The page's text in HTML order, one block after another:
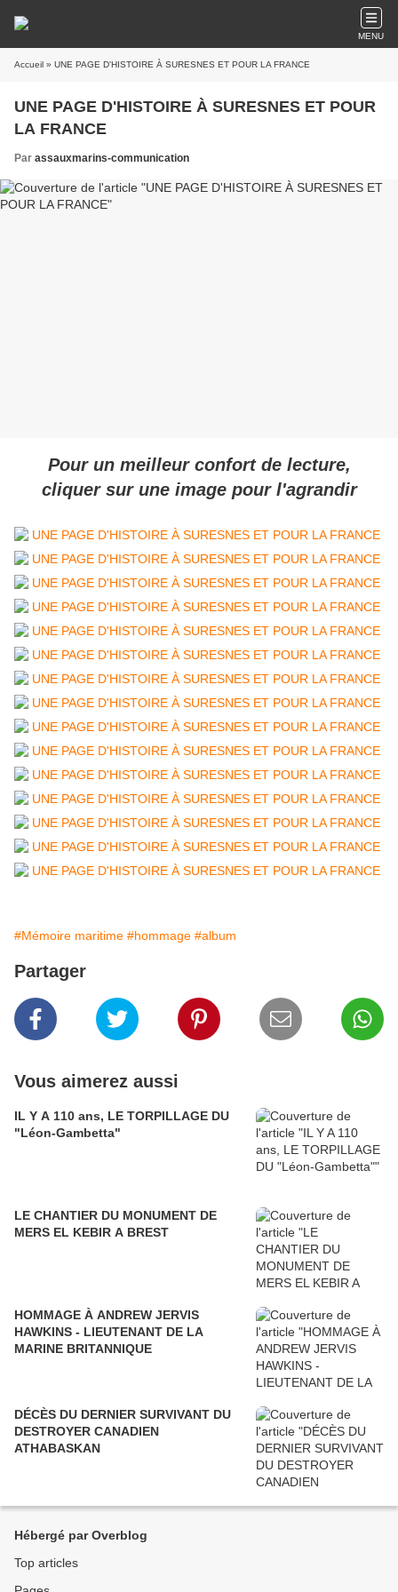
MENU
Accueil » UNE PAGE D'HISTOIRE À SURESNES ET POUR LA FRANCE
UNE PAGE D'HISTOIRE À SURESNES ET POUR
LA FRANCE
Par assauxmarins-communication
Pour un meilleur confort de lecture,
cliquer sur une image pour l'agrandir
#Mémoire maritime #hommage #album
Partager
Vous aimerez aussi
IL Y A 110 ans, LE TORPILLAGE DU
"Léon-Gambetta"
LE CHANTIER DU MONUMENT DE
MERS EL KEBIR A BREST
HOMMAGE À ANDREW JERVIS
HAWKINS - LIEUTENANT DE LA
MARINE BRITANNIQUE
DÉCÈS DU DERNIER SURVIVANT DU
DESTROYER CANADIEN
ATHABASKAN
Hébergé par Overblog
Top articles